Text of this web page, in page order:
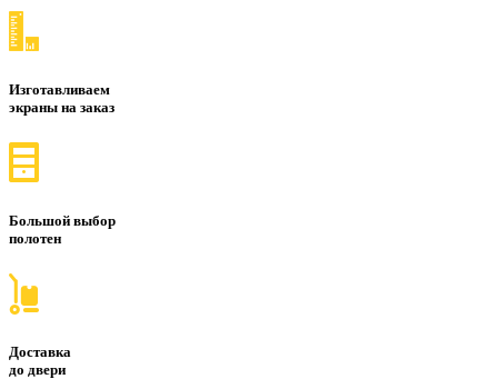
Изготавливаем
экраны на заказ
Большой выбор
полотен
Доставка
до двери